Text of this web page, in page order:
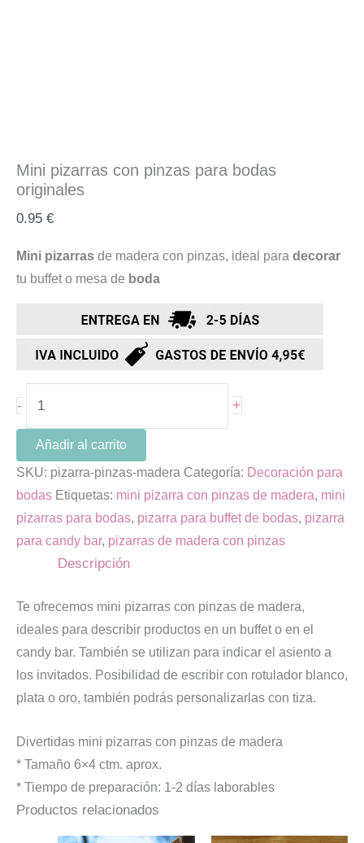
Mini pizarras con pinzas para bodas
originales
0.95 €
Mini pizarras de madera con pinzas, ideal para decorar
tu buffet o mesa de boda
- +
Añadir al carrito
SKU: pizarra-pinzas-madera Categoría: Decoración para
bodas Etiquetas: mini pizarra con pinzas de madera, mini
pizarras para bodas, pizarra para buffet de bodas, pizarra
para candy bar, pizarras de madera con pinzas
Descripción
Te ofrecemos mini pizarras con pinzas de madera,
ideales para describir productos en un buffet o en el
candy bar. También se utilizan para indicar el asiento a
los invitados. Posibilidad de escribir con rotulador blanco,
plata o oro, también podrás personalizarlas con tiza.
Divertidas mini pizarras con pinzas de madera
* Tamaño 6×4 ctm. aprox.
* Tiempo de preparación: 1-2 días laborables
Productos relacionados